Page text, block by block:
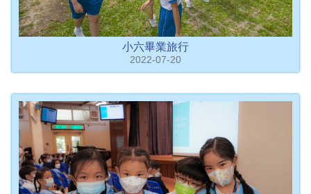
小六畢業旅行
2022-07-20